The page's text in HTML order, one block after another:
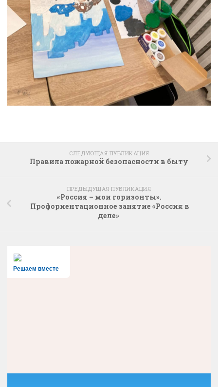
СЛЕДУЮЩАЯ ПУБЛИКАЦИЯ
Правила пожарной безопасности в быту
ПРЕДЫДУЩАЯ ПУБЛИКАЦИЯ
«Россия – мои горизонты».
Профориентационное занятие «Россия в
деле»
Решаем вместе